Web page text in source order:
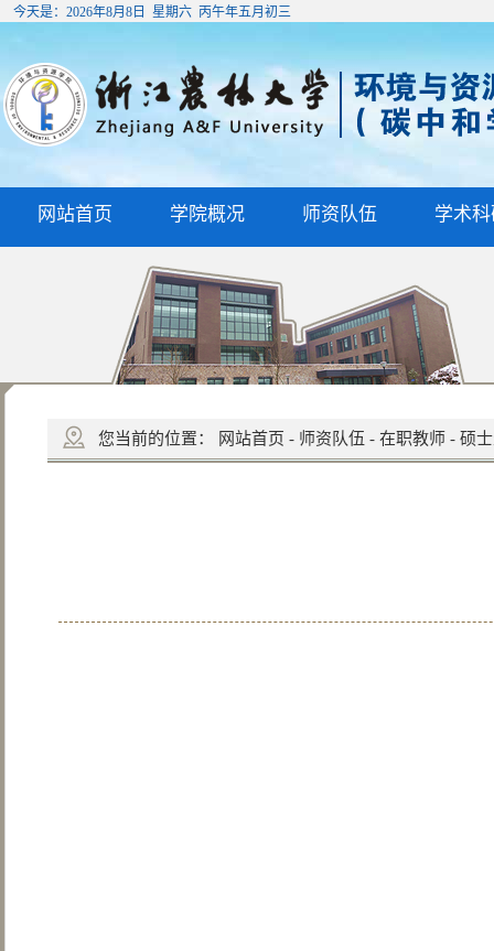
今天是： 2026年8月8日 星期六 丙午年五月初三
网站首页 学院概况 师资队伍 学术
您当前的位置： 网站首页 - 师资队伍 - 在职教师 - 硕